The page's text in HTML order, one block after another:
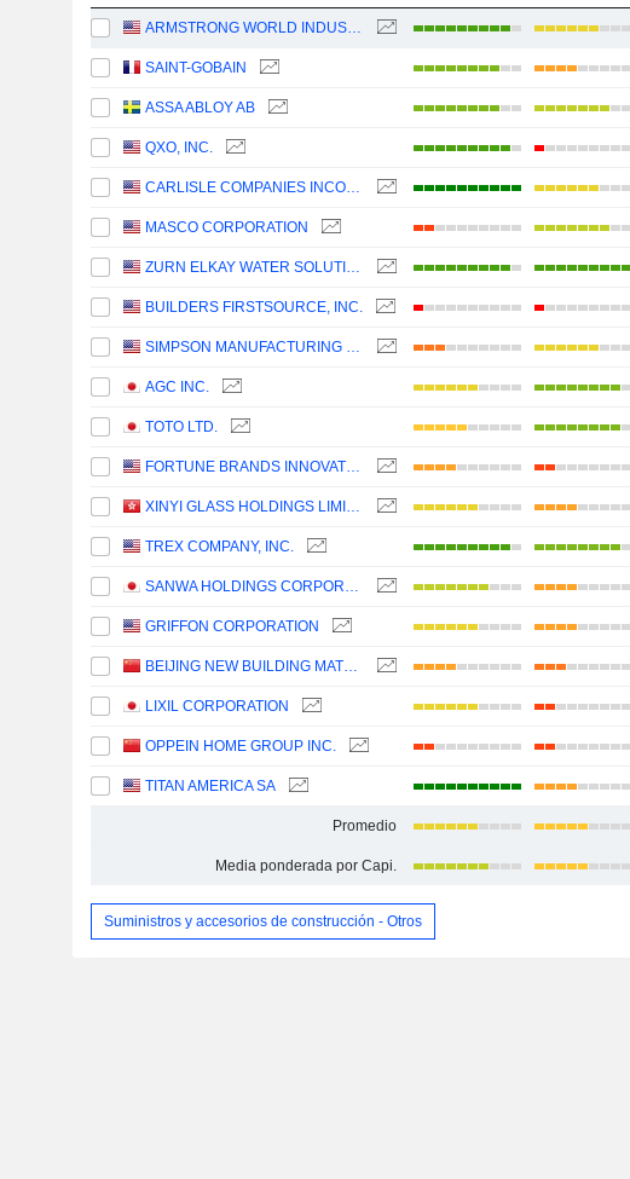
ARMSTRONG WORLD INDUSTRIES, INC.
SAINT-GOBAIN
ASSA ABLOY AB
QXO, INC.
CARLISLE COMPANIES INCORPORATED
MASCO CORPORATION
ZURN ELKAY WATER SOLUTIONS CORPORATION
BUILDERS FIRSTSOURCE, INC.
SIMPSON MANUFACTURING CO., INC.
AGC INC.
TOTO LTD.
FORTUNE BRANDS INNOVATIONS, INC.
XINYI GLASS HOLDINGS LIMITED
TREX COMPANY, INC.
SANWA HOLDINGS CORPORATION
GRIFFON CORPORATION
BEIJING NEW BUILDING MATERIALS PUBLIC LIMITED COMPANY
LIXIL CORPORATION
OPPEIN HOME GROUP INC.
TITAN AMERICA SA
Promedio
Media ponderada por Capi.
Suministros y accesorios de construcción - Otros